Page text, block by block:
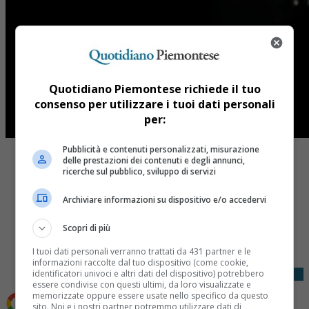
Share
Tweet
Quotidiano Piemontese richiede il tuo
consenso per utilizzare i tuoi dati personali
per:
Pubblicità e contenuti personalizzati, misurazione
delle prestazioni dei contenuti e degli annunci,
ricerche sul pubblico, sviluppo di servizi
Archiviare informazioni su dispositivo e/o accedervi
Scopri di più
I tuoi dati personali verranno trattati da 431 partner e le
informazioni raccolte dal tuo dispositivo (come cookie,
identificatori univoci e altri dati del dispositivo) potrebbero
essere condivise con questi ultimi, da loro visualizzate e
memorizzate oppure essere usate nello specifico da questo
sito. Noi e i nostri partner potremmo utilizzare dati di